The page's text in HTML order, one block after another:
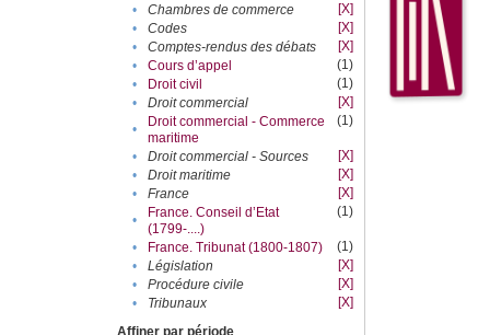
•
Chambres de commerce
[X]
•
Codes
[X]
•
Comptes-rendus des débats
[X]
•
Cours d’appel
(1)
•
Droit civil
(1)
•
Droit commercial
[X]
•
Droit commercial - Commerce
maritime
(1)
• Droit commercial - Sources
[X]
•
Droit maritime
[X]
•
France
[X]
•
France. Conseil d’Etat
(1799-....)
(1)
• France. Tribunat (1800-1807)
(1)
•
Législation
[X]
•
Procédure civile
[X]
•
Tribunaux
[X]